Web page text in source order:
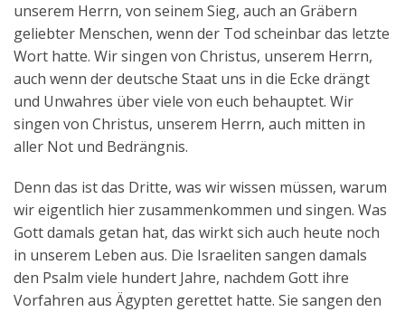
unserem Herrn, von seinem Sieg, auch an Gräbern
geliebter Menschen, wenn der Tod scheinbar das letzte
Wort hatte. Wir singen von Christus, unserem Herrn,
auch wenn der deutsche Staat uns in die Ecke drängt
und Unwahres über viele von euch behauptet. Wir
singen von Christus, unserem Herrn, auch mitten in
aller Not und Bedrängnis.
Denn das ist das Dritte, was wir wissen müssen, warum
wir eigentlich hier zusammenkommen und singen. Was
Gott damals getan hat, das wirkt sich auch heute noch
in unserem Leben aus. Die Israeliten sangen damals
den Psalm viele hundert Jahre, nachdem Gott ihre
Vorfahren aus Ägypten gerettet hatte. Sie sangen den